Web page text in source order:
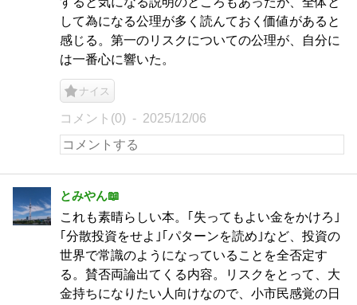
して為になる公理が多く読んておく価値があると
感じる。第一のリスクについての公理が、自分に
は一番心に響いた。
ナイス
コメント(0) 2025/12/06
とみやん📖
これも素晴らしい本。｢失ってもよい金をかけろ｣
｢分散投資をせよ｣｢パターンを読め｣など、投資の
世界で常識のようになっていることを全否定す
る。賛否両論出てくる内容。リスクをとって、大
金持ちになりたい人向けなので、小市民感覚の日